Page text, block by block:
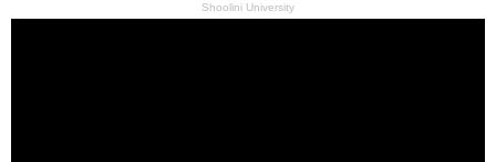
Shoolini University